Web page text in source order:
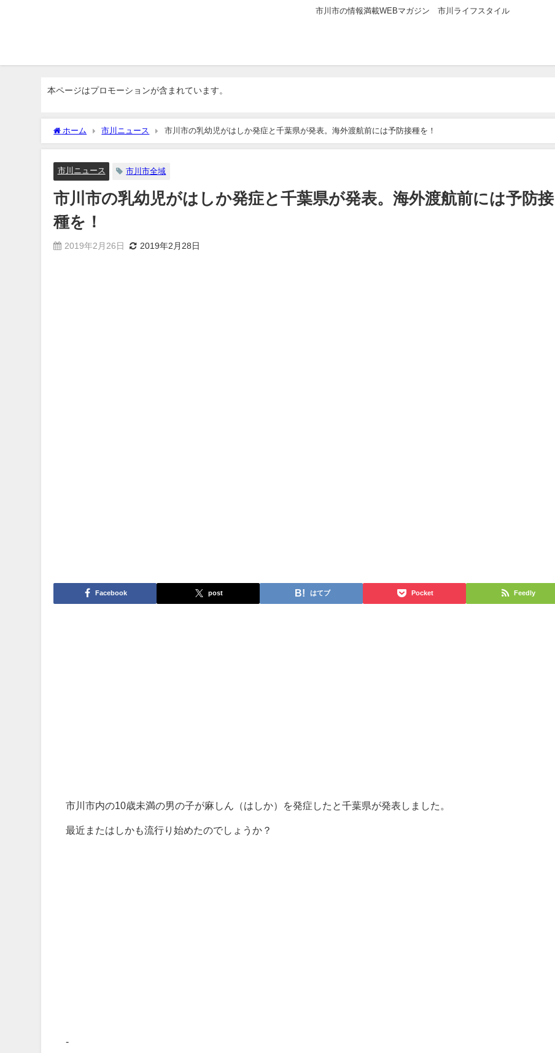
市川市の情報満載WEBマガジン 市川ライフスタイル
本ページはプロモーションが含まれています。
ホーム 市川ニュース 市川市の乳幼児がはしか発症と千葉県が発表。海外渡航前には予防接種を！
市川ニュース 市川市全域
市川市の乳幼児がはしか発症と千葉県が発表。海外渡航前には予防接
種を！
2019年2月26日 2019年2月28日
Facebook post はてブ Pocket Feedly
市川市内の10歳未満の男の子が麻しん（はしか）を発症したと千葉県が発表しました。
最近またはしかも流行り始めたのでしょうか？
-